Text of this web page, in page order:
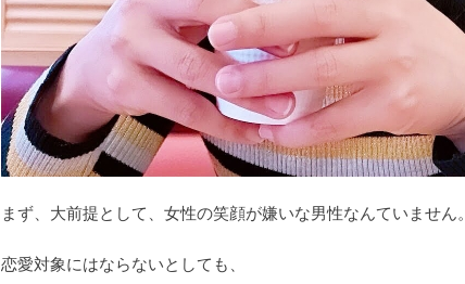
まず、大前提として、女性の笑顔が嫌いな男性なんていません。
恋愛対象にはならないとしても、